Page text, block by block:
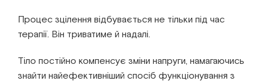
Процес зцілення відбувається не тільки під час
терапії. Він триватиме й надалі.
Тіло постійно компенсує зміни напруги, намагаючись
знайти найефективніший спосіб функціонування з